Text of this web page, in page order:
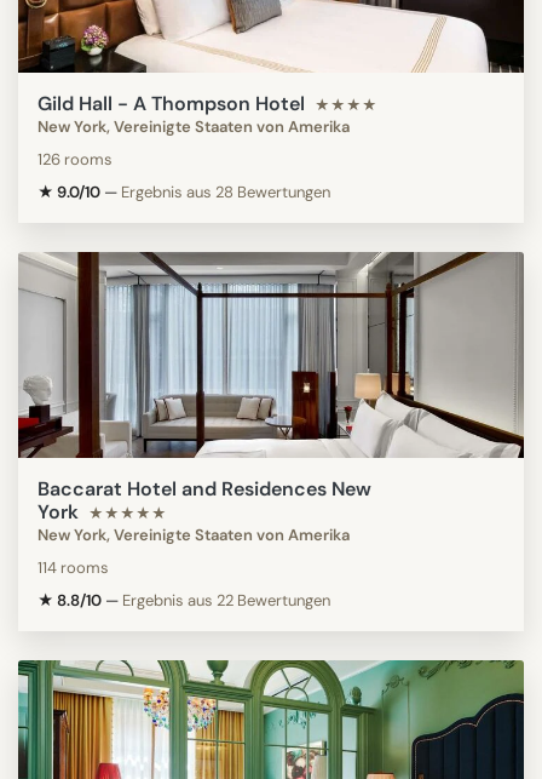
Gild Hall - A Thompson Hotel ★★★★
New York, Vereinigte Staaten von Amerika
126 rooms
★ 9.0/10 — Ergebnis aus 28 Bewertungen
Baccarat Hotel and Residences New
York ★★★★★
New York, Vereinigte Staaten von Amerika
114 rooms
★ 8.8/10 — Ergebnis aus 22 Bewertungen